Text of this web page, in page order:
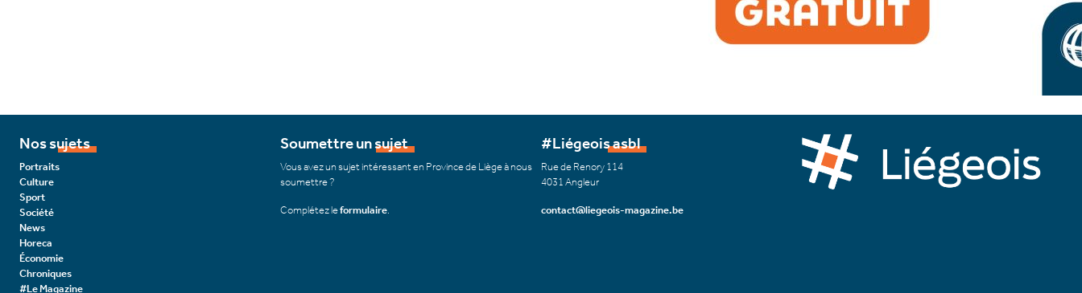
Nos sujets
Portraits
Culture
Sport
Société
News
Horeca
Économie
Chroniques
#Le Magazine
Soumettre un sujet
Vous avez un sujet intéressant en Province de Liège à nous
soumettre ?
Complétez leformulaire
#Liégeois asbl
Rue de Renory 114
4031 Angleur
contact@liegeois-magazine.be